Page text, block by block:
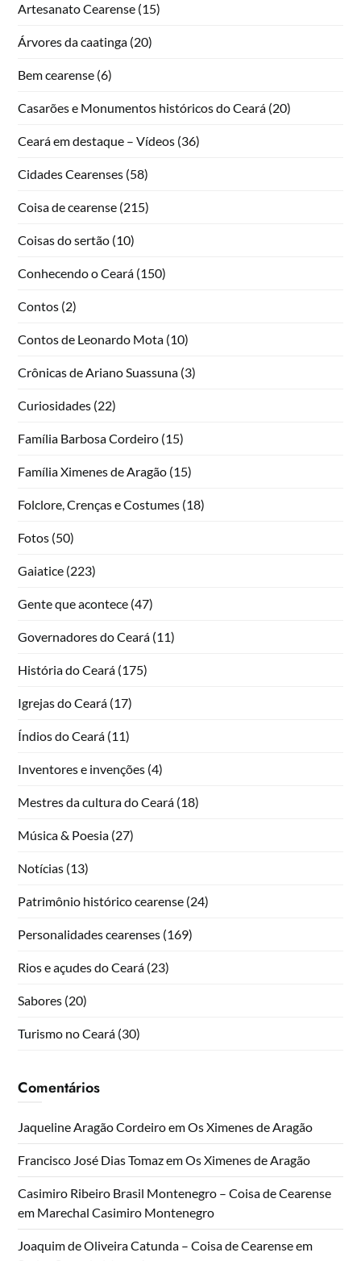
Artesanato Cearense (15)
Árvores da caatinga (20)
Bem cearense (6)
Casarões e Monumentos históricos do Ceará (20)
Ceará em destaque – Vídeos (36)
Cidades Cearenses (58)
Coisa de cearense (215)
Coisas do sertão (10)
Conhecendo o Ceará (150)
Contos (2)
Contos de Leonardo Mota (10)
Crônicas de Ariano Suassuna (3)
Curiosidades (22)
Família Barbosa Cordeiro (15)
Família Ximenes de Aragão (15)
Folclore, Crenças e Costumes (18)
Fotos (50)
Gaiatice (223)
Gente que acontece (47)
Governadores do Ceará (11)
História do Ceará (175)
Igrejas do Ceará (17)
Índios do Ceará (11)
Inventores e invenções (4)
Mestres da cultura do Ceará (18)
Música & Poesia (27)
Notícias (13)
Patrimônio histórico cearense (24)
Personalidades cearenses (169)
Rios e açudes do Ceará (23)
Sabores (20)
Turismo no Ceará (30)
Comentários
Jaqueline Aragão CordeiroemOs Ximenes de Aragão
Francisco José Dias TomazemOs Ximenes de Aragão
Casimiro Ribeiro Brasil Montenegro – Coisa de Cearense
em Marechal Casimiro Montenegro
Joaquim de Oliveira Catunda – Coisa de Cearenseem